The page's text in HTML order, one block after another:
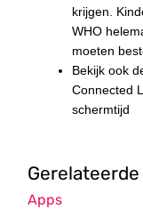
krijgen.
WHO
moeten
Bekijk ook
Connected
schermtijd
Apps